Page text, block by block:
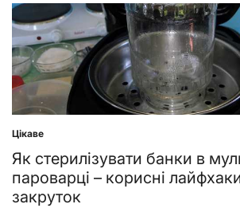
Posted
in
Цікаве
Як стерилізувати банки в
пароварці – корисні
закруток